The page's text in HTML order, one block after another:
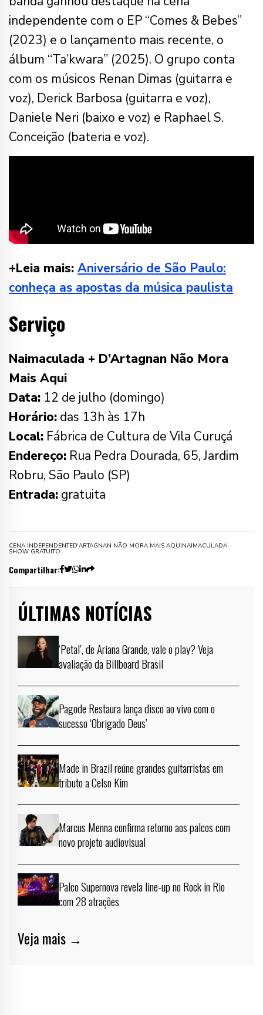
independente com o EP “Comes & Bebes”
(2023) e o lançamento mais recente, o
álbum “Ta’kwara” (2025). O grupo conta
com os músicos Renan Dimas (guitarra e
voz), Derick Barbosa (guitarra e voz),
Daniele Neri (baixo e voz) e Raphael S.
Conceição (bateria e voz).
+Leia mais: Aniversário de São Paulo:
conheça as apostas da música paulista
Serviço
Naimaculada + D’Artagnan Não Mora
Mais Aqui
Data: 12 de julho (domingo)
Horário: das 13h às 17h
Local: Fábrica de Cultura de Vila Curuçá
Endereço: Rua Pedra Dourada, 65, Jardim
Robru, São Paulo (SP)
Entrada: gratuita
CENA INDEPENDENTED'ARTAGNAN NÃO MORA MAIS AQUINAIMACULADA
SHOW GRATUITO
Compartilhar:
ÚLTIMAS NOTÍCIAS
‘Petal’, de Ariana Grande, vale o play? Veja
avaliação da Billboard Brasil
Pagode Restaura lança disco ao vivo com o
sucesso ‘Obrigado Deus’
Made in Brazil reúne grandes guitarristas em
tributo a Celso Kim
Marcus Menna confirma retorno aos palcos com
novo projeto audiovisual
Palco Supernova revela line-up no Rock in Rio
com 28 atrações
Veja mais →